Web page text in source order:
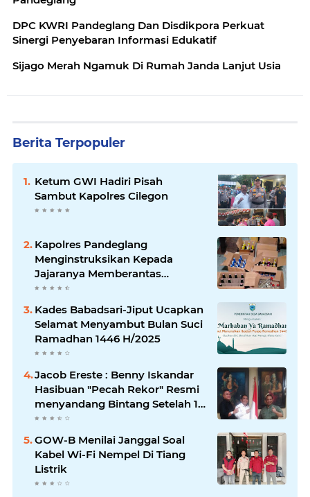
DPC KWRI Pandeglang Dan Disdikpora Perkuat
Sinergi Penyebaran Informasi Edukatif
Sijago Merah Ngamuk Di Rumah Janda Lanjut Usia
Berita Terpopuler
Ketum GWI Hadiri Pisah
Sambut Kapolres Cilegon
Kapolres Pandeglang
Menginstruksikan Kepada
Jajaranya Memberantas
Peredaran Miras
Kades Babadsari-Jiput Ucapkan
Selamat Menyambut Bulan Suci
Ramadhan 1446 H/2025
Jacob Ereste : Benny Iskandar
Hasibuan "Pecah Rekor" Resmi
menyandang Bintang Setelah 14
Tahun Ngejokrok Berpangjat
GOW-B Menilai Janggal Soal
Kabel Wi-Fi Nempel Di Tiang
Listrik